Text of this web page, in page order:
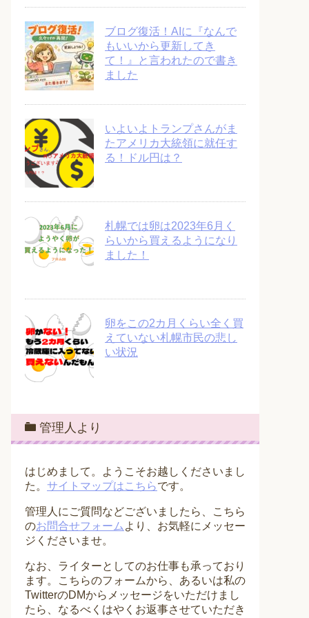
ブログ復活！AIに『なんで
もいいから更新してき
て！』と言われたので書き
ました
いよいよトランプさんがま
たアメリカ大統領に就任す
る！ドル円は？
札幌では卵は2023年6月く
らいから買えるようになり
ました！
卵をこの2カ月くらい全く買
えていない札幌市民の悲し
い状況
管理人より
はじめまして。ようこそお越しくださいまし
た。 サイトマップはこちらです。
管理人にご質問などございましたら、こちら
のお問合せフォーム より、お気軽にメッセー
ジくださいませ。
なお、ライターとしてのお仕事も承っており
ます。こちらのフォームから、あるいは私の
TwitterのDMからメッセージをいただけまし
たら、なるべくはやくお返事させていただき